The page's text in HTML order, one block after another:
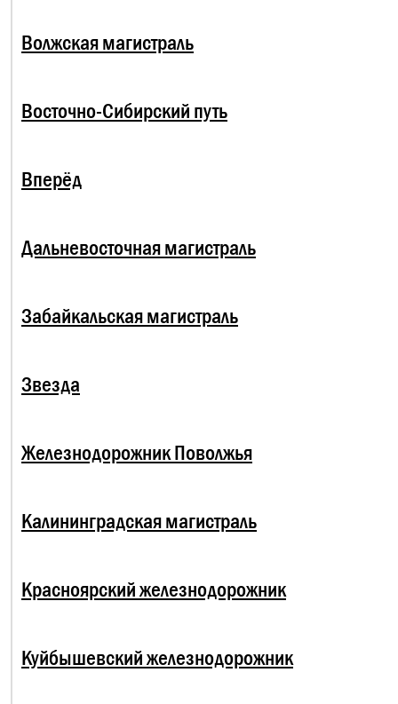
Волжская магистраль
Восточно-Сибирский путь
Вперёд
Дальневосточная магистраль
Забайкальская магистраль
Звезда
Железнодорожник Поволжья
Калининградская магистраль
Красноярский железнодорожник
Куйбышевский железнодорожник